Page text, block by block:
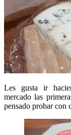
Les gusta ir
mercado las
pensado probar con